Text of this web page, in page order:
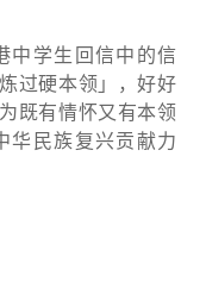
学生回信中的信
过硬本领」，好好
既有情怀又有本领
华民族复兴贡献力